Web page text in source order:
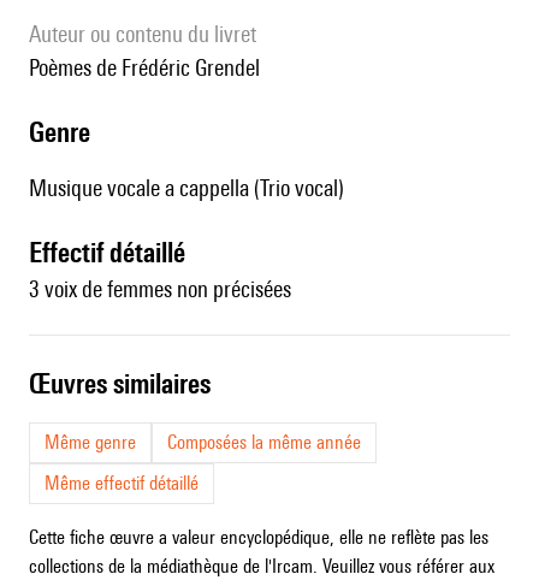
Auteur ou contenu du livret
poèmes de Frédéric Grendel
genre
Musique vocale a cappella (Trio vocal)
effectif détaillé
3 voix de femmes non précisées
œuvres similaires
Même genre
Composées la même année
Même effectif détaillé
Cette fiche œuvre a valeur encyclopédique, elle ne reflète pas les
collections de la médiathèque de l'Ircam. Veuillez vous référer aux